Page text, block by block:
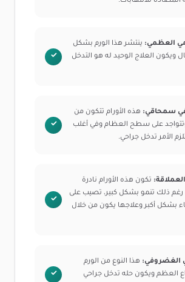
العظمي: ينتشر هذا الورم بشكل
ويكون العلاج الوحيد له هو التدخل
سمحاقي: هذه الأورام تتكون من
على سطح العظام وفي أغلب
الأمر تدخل جراحي.
تكون هذه الأورام نادرة
رغم ذلك تنمو بشكل كبير، تصيب على
بشكل أكبر وعلاجها يكون من خلال
الغضروفي: هذا النوع من الورم
العظم ويكون حله تدخل جراحي